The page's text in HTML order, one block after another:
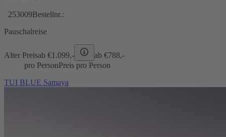
253009Bestellnr.:
Pauschalreise
Alter Preisab €1.099,- ab €788,-
pro PersonPreis pro Person
TUI BLUE Samaya